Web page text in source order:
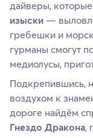
дайверы,
изыски —
гребешки и
гурманы смогут
медиолусы,
Подкрепившись,
воздухом к
дороге найдём
Гнездо Дракона,